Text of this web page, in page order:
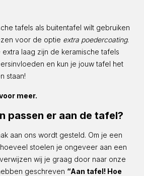
tafels als buitentafel wilt gebruiken
voor de optie extra poedercoating.
laag zijn de keramische tafels
en kun je jouw tafel het
staan!
meer.
passen er aan de tafel?
aan ons wordt gesteld. Om je een
stoelen je ongeveer aan een
wij je graag door naar onze
geschreven “Aan tafel! Hoe